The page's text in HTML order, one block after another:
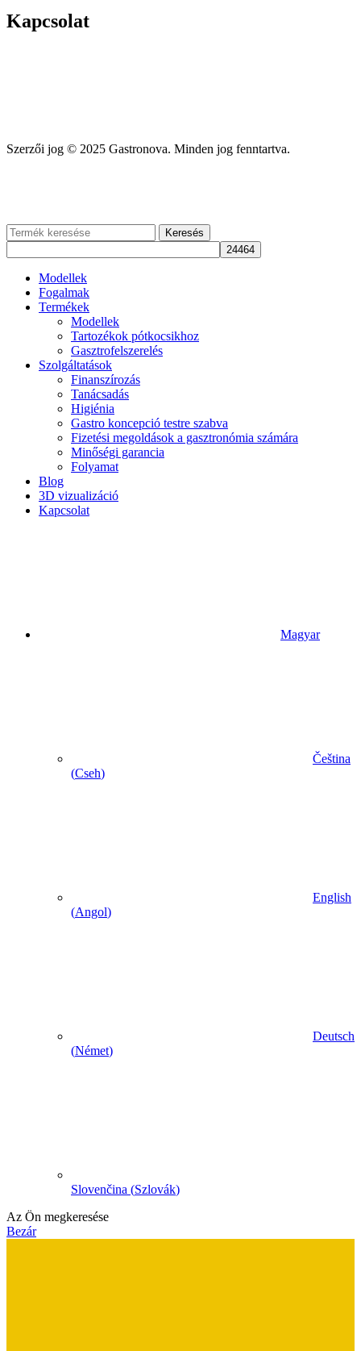
Kapcsolat
Szerzői jog © 2025 Gastronova. Minden jog fenntartva.
Keresés
Modellek
Fogalmak
Termékek
Modellek
Tartozékok pótkocsikhoz
Gasztrofelszerelés
Szolgáltatások
Finanszírozás
Tanácsadás
Higiénia
Gastro koncepció testre szabva
Fizetési megoldások a gasztronómia számára
Minőségi garancia
Folyamat
Blog
3D vizualizáció
Kapcsolat
Magyar
Čeština
(Cseh)
English
(Angol)
Deutsch
(Német)
Slovenčina (Szlovák)
Az Ön megkeresése
Bezár